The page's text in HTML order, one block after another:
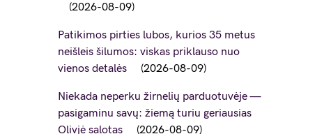
2026-08-09
Patikimos pirties lubos, kurios 35 metus
neišleis šilumos: viskas priklauso nuo
vienos detalės
2026-08-09
Niekada neperku žirnelių parduotuvėje —
pasigaminu savų: žiemą turiu geriausias
Olivjė salotas
2026-08-09